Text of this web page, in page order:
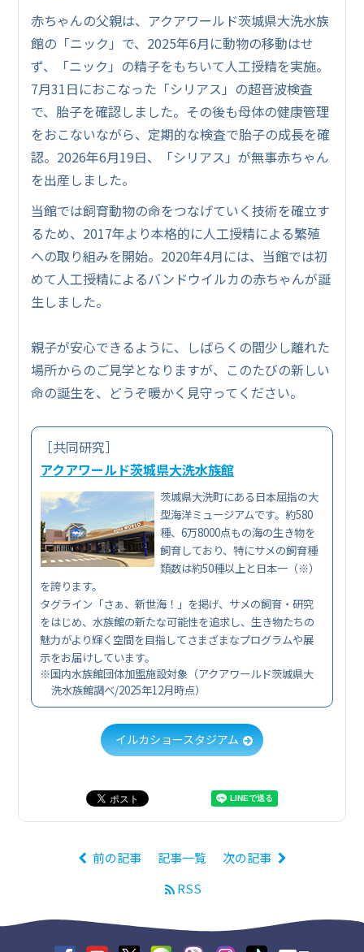
赤ちゃんの父親は、アクアワールド茨城県大洗水族
館の「ニック」で、2025年6月に動物の移動はせ
ず、「ニック」の精子をもちいて人工授精を実施。
7月31日におこなった「シリアス」の超音波検査
で、胎子を確認しました。その後も母体の健康管理
をおこないながら、定期的な検査で胎子の成長を確
認。2026年6月19日、「シリアス」が無事赤ちゃん
を出産しました。
当館では飼育動物の命をつなげていく技術を確立す
るため、2017年より本格的に人工授精による繁殖
への取り組みを開始。2020年4月には、当館では初
めて人工授精によるバンドウイルカの赤ちゃんが誕
生しました。
親子が安心できるように、しばらくの間少し離れた
場所からのご見学となりますが、このたびの新しい
命の誕生を、どうぞ暖かく見守ってください。
［共同研究］
アクアワールド茨城県大洗水族館
茨城県大洗町にある日本屈指の大
型海洋ミュージアムです。約580
種、6万8000点もの海の生き物を
飼育しており、特にサメの飼育種
類数は約50種以上と日本一（※）
を誇ります。
タグライン「さぁ、新世海！」を掲げ、サメの飼育・研究
をはじめ、水族館の新たな可能性を追求し、生き物たちの
魅力がより輝く空間を目指してさまざまなプログラムや展
示をお届けしています。
※国内水族館団体加盟施設対象（アクアワールド茨城県大
洗水族館調べ/2025年12月時点）
イルカショースタジアム
前の記事 記事一覧
次の記事
RSS